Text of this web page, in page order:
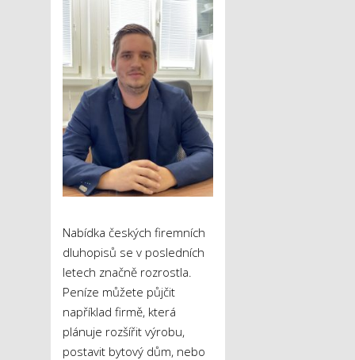
Nabídka českých firemních
dluhopisů se v posledních
letech značně rozrostla.
Peníze můžete půjčit
například firmě, která
plánuje rozšířit výrobu,
postavit bytový dům, nebo